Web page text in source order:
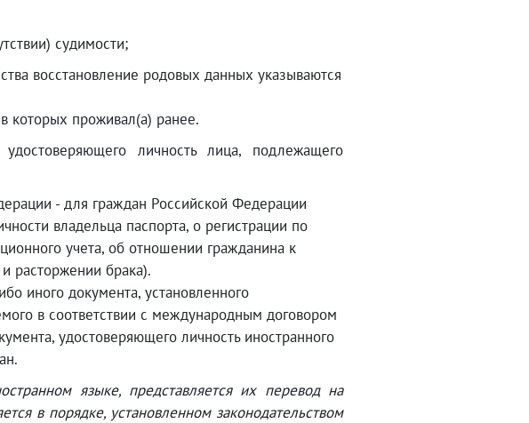
судимости;
восстановление родовых данных указываются
которых проживал(а) ранее.
личность лица, подлежащего
- для граждан Российской Федерации
владельца паспорта, о регистрации по
учета, об отношении гражданина к
расторжении брака).
иного документа, установленного
в соответствии с международным договором
удостоверяющего личность иностранного
языке, представляется их перевод на
в порядке, установленном законодательством